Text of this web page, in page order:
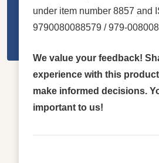
under item number 8857 and
9790080088579 / 979-
We value your feedback!
experience with this
make informed decisions.
important to us!